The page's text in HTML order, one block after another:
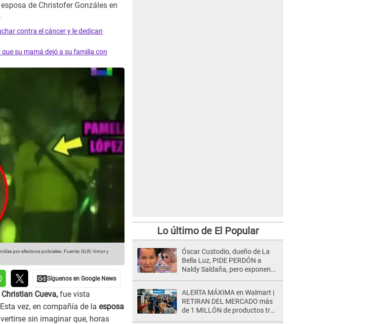
de Christofer Gonzáles en
contra el cáncer y le dedican
su mamá dejó a su familia con
por efectivos policiales. Fuente: GLR/ Amor y
Christian Cueva, fue vista
vez, en compañía de la esposa
sin imaginar que, horas
Lo último de El Popular
Óscar Custodio, dueño de La
Bella Luz, PIDE PERDÓN a
Naldy Saldaña, pero exponen
VIDEOS: "No hay necesidad de
grabar"
ALERTA MÁXIMA en Walmart |
RETIRAN DEL MERCADO más
de 1 MILLÓN de productos tras